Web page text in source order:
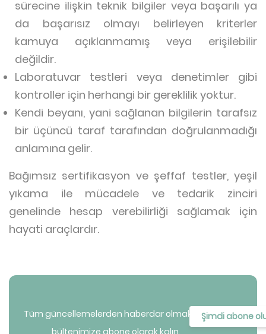
sürecine ilişkin teknik bilgiler veya başarılı ya
da başarısız olmayı belirleyen kriterler
kamuya açıklanmamış veya erişilebilir
değildir.
Laboratuvar testleri veya denetimler gibi
kontroller için herhangi bir gereklilik yoktur.
Kendi beyanı, yani sağlanan bilgilerin tarafsız
bir üçüncü taraf tarafından doğrulanmadığı
anlamına gelir.
Bağımsız sertifikasyon ve şeffaf testler, yeşil
yıkama ile mücadele ve tedarik zinciri
genelinde hesap verebilirliği sağlamak için
hayati araçlardır.
Tüm güncellemelerden haberdar olmak için
bültenimize abone olarak kalın.
Şimdi abone